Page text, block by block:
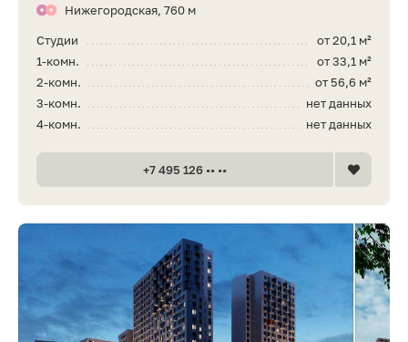
Нижегородская, 760 м
от 20,1 м²
Студии
от 33,1 м²
1-комн.
от 56,6 м²
2-комн.
нет данных
3-комн.
нет данных
4-комн.
+7 495 126 •• ••